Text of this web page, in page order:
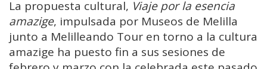
La propuesta cultural, Viaje por la esencia
amazige, impulsada por Museos de Melilla
junto a Melilleando Tour en torno a la cultura
amazige ha puesto fin a sus sesiones de